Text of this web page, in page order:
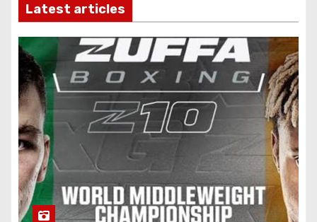
Latest articles